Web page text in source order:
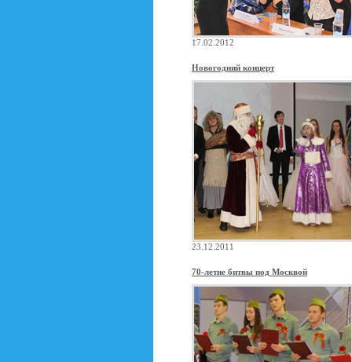
17.02.2012
Новогодний концерт
23.12.2011
70-летие битвы под Москвой